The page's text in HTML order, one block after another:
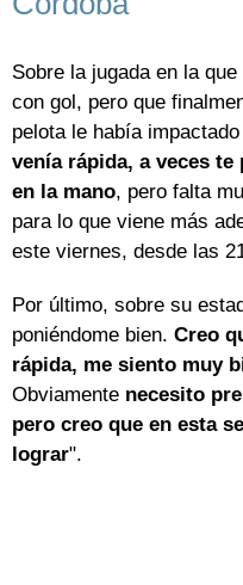
Sobre la jugada en la
con gol, pero que
pelota le había
venía rápida, a veces
en la mano, pero falta
para lo que viene más
este viernes, desde las
Por último, sobre su
poniéndome bien. Creo
rápida, me siento muy
Obviamente necesito
pero creo que en esta
lograr".